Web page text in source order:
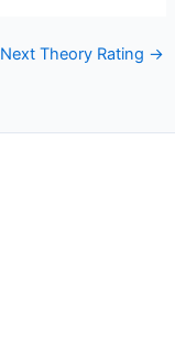
Next Theory Rating →